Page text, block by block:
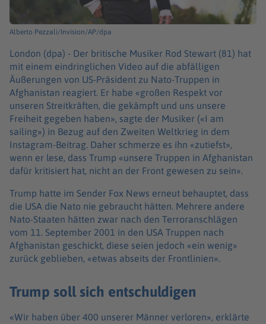
Alberto Pezzali/Invision/AP/dpa
London (dpa) - Der britische Musiker Rod Stewart (81) hat
mit einem eindringlichen Video auf die abfälligen
Äußerungen von US-Präsident zu Nato-Truppen in
Afghanistan reagiert. Er habe «großen Respekt vor
unseren Streitkräften, die gekämpft und uns unsere
Freiheit gegeben haben», sagte der Musiker («I am
sailing») in Bezug auf den Zweiten Weltkrieg in dem
Instagram-Beitrag. Daher schmerze es ihn «zutiefst»,
wenn er lese, dass Trump «unsere Truppen in Afghanistan
dafür kritisiert hat, nicht an der Front gewesen zu sein».
Trump hatte im Sender Fox News erneut behauptet, dass
die USA die Nato nie gebraucht hätten. Mehrere andere
Nato-Staaten hätten zwar nach den Terroranschlägen
vom 11. September 2001 in den USA Truppen nach
Afghanistan geschickt, diese seien jedoch «ein wenig»
zurück geblieben, «etwas abseits der Frontlinien».
Trump soll sich entschuldigen
«Wir haben über 400 unserer Männer verloren», erklärte